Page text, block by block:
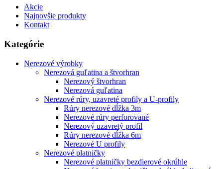
Akcie
Najnovšie produkty
Kontakt
Kategórie
Nerezové výrobky
Nerezová guľatina a štvorhran
Nerezový štvorhran
Nerezová guľatina
Nerezové rúry, uzavreté profily a U-profily
Rúry nerezové dĺžka 3m
Nerezové rúry perforované
Nerezový uzavretý profil
Rúry nerezové dĺžka 6m
Nerezové U profily
Nerezové platničky
Nerezové platničky bezdierové okrúhle